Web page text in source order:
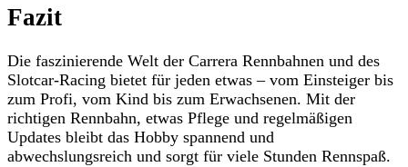
Fazit
Die faszinierende Welt der Carrera Rennbahnen und des
Slotcar-Racing bietet für jeden etwas – vom Einsteiger bis
zum Profi, vom Kind bis zum Erwachsenen. Mit der
richtigen Rennbahn, etwas Pflege und regelmäßigen
Updates bleibt das Hobby spannend und
abwechslungsreich und sorgt für viele Stunden Rennspaß.